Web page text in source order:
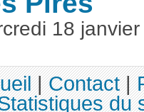
18
|Contact|
du